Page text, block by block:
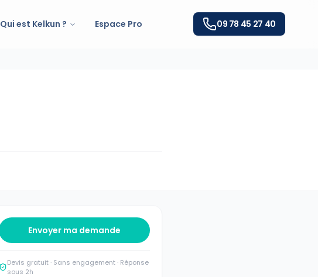
Qui est Kelkun ? Espace Pro 09 78 45 27 40
Envoyer ma demande
Devis gratuit · Sans engagement · Réponse
sous 2h